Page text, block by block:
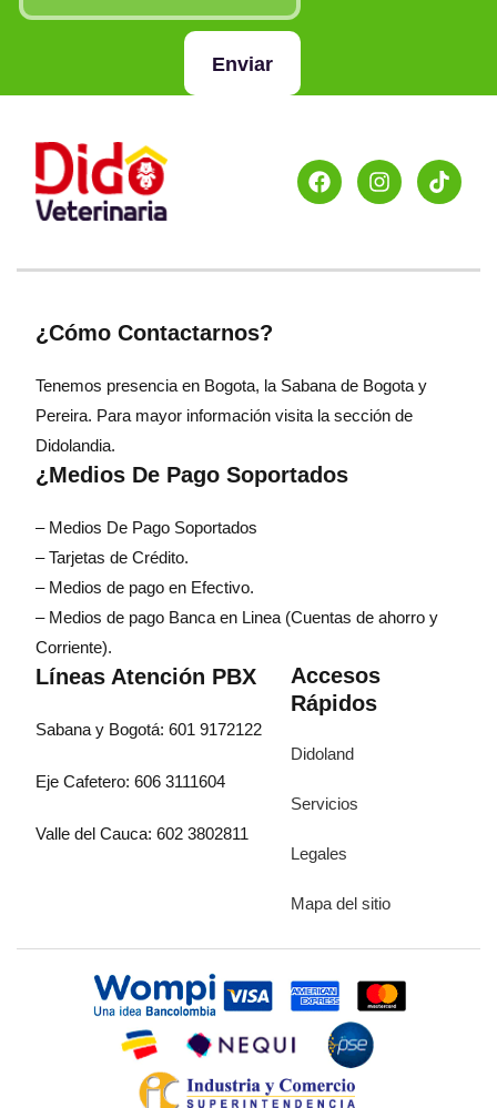
Enviar
¿Cómo Contactarnos?
Tenemos presencia en Bogota, la Sabana de Bogota y
Pereira. Para mayor información visita la sección de
Didolandia.
¿Medios De Pago Soportados
– Medios De Pago Soportados
– Tarjetas de Crédito.
– Medios de pago en Efectivo.
– Medios de pago Banca en Linea (Cuentas de ahorro y
Corriente).
Líneas Atención PBX
Sabana y Bogotá: 601 9172122
Eje Cafetero: 606 3111604
Valle del Cauca: 602 3802811
Accesos
Rápidos
Didoland
Servicios
Legales
Mapa del sitio